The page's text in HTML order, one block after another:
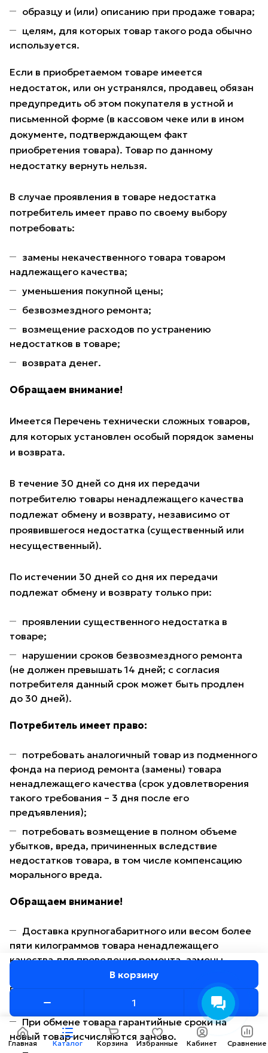
В корзину
образцу и (или) описанию при продаже товара;
целям, для которых товар такого рода обычно
используется.
Если в приобретаемом товаре имеется
недостаток, или он устранялся, продавец обязан
предупредить об этом покупателя в устной и
письменной форме (в кассовом чеке или в ином
документе, подтверждающем факт
приобретения товара). Товар по данному
недостатку вернуть нельзя.
В случае проявления в товаре недостатка
потребитель имеет право по своему выбору
потребовать:
замены некачественного товара товаром
надлежащего качества;
уменьшения покупной цены;
безвозмездного ремонта;
возмещение расходов по устранению
недостатков в товаре;
возврата денег.
Обращаем внимание!
Имеется Перечень технически сложных товаров,
для которых установлен особый порядок замены
и возврата.
В течение 30 дней со дня их передачи
потребителю товары ненадлежащего качества
подлежат обмену и возврату, независимо от
проявившегося недостатка (существенный или
несущественный).
По истечении 30 дней со дня их передачи
подлежат обмену и возврату только при:
проявлении существенного недостатка в
товаре;
нарушении сроков безвозмездного ремонта
(не должен превышать 14 дней; с согласия
потребителя данный срок может быть продлен
до 30 дней).
Потребитель имеет право:
потребовать аналогичный товар из подменного
фонда на период ремонта (замены) товара
ненадлежащего качества (срок удовлетворения
такого требования – 3 дня после его
предъявления);
потребовать возмещение в полном объеме
убытков, вреда, причиненных вследствие
недостатков товара, в том числе компенсацию
морального вреда.
Обращаем внимание!
Доставка крупногабаритного или весом более
пяти килограммов товара ненадлежащего
качества для проведения ремонта, замены,
возврата осуществляется силами и за счет
продавца (изготовителя, поставщика, ремонтной
организации).
При обмене товара гарантийные сроки на
новый товар исчисляются заново.
Главная Каталог Корзина Избранные Кабинет Сравнение